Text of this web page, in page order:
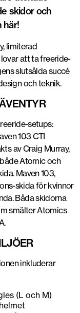
skidor och
här!
limiterad
att ta freeride-
slutsålda succé
och teknik.
setups:
103 CTI
av Craig Murray,
Atomic och
Maven 103,
skida för kvinnor
Båda skidorna
smälter Atomics
inkluderar
(L och M)